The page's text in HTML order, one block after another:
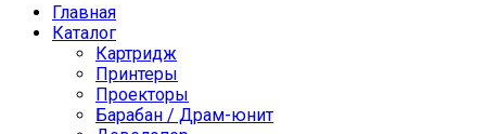
Главная
Каталог
Картридж
Принтеры
Проекторы
Барабан / Драм-юнит